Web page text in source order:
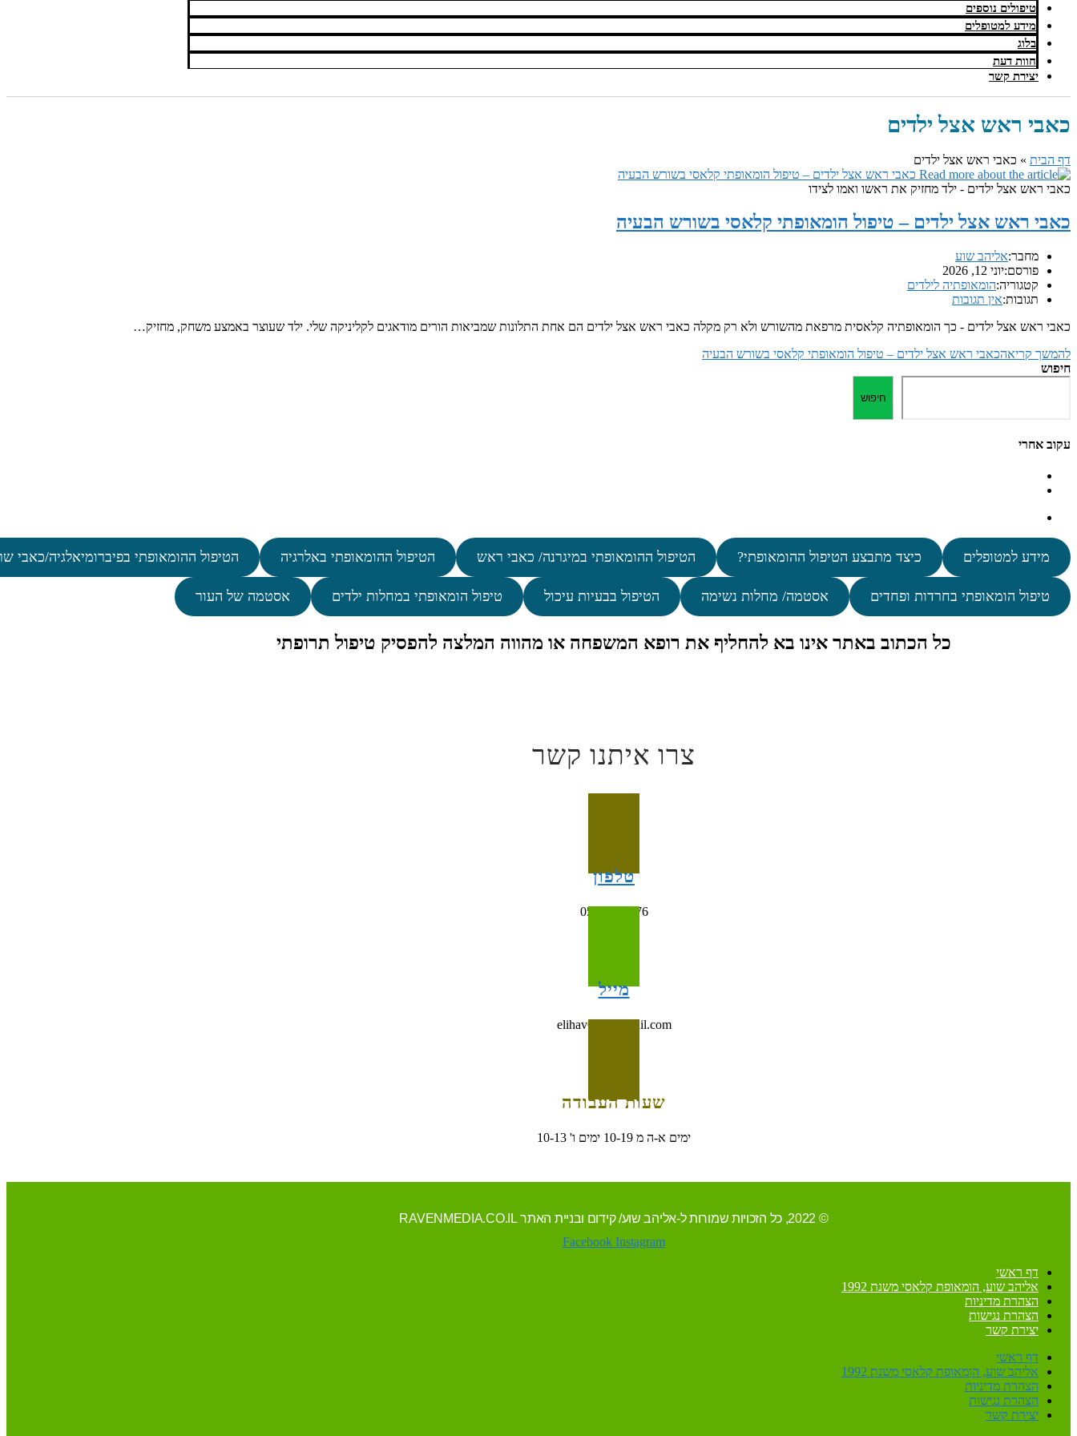
טיפולים נוספים
מידע למטופלים
בלוג
חוות דעת
יצירת קשר
כאבי ראש אצל ילדים
דף הבית » כאבי ראש אצל ילדים
כאבי ראש אצל ילדים - ילד מחזיק את ראשו ואמו לצידו
כאבי ראש אצל ילדים – טיפול הומאופתי קלאסי בשורש הבעיה
מחבר:אליהב שוע
פורסם:יוני 12, 2026
קטגוריה:הומאופתיה לילדים
תגובות:אין תגובות
כאבי ראש אצל ילדים - כך הומאופתיה קלאסית מרפאת מהשורש ולא רק מקלה כאבי ראש אצל ילדים הם אחת התלונות שמביאות הורים מודאגים לקליניקה שלי. ילד שעוצר באמצע משחק, מחזיק…
להמשך קריאהכאבי ראש אצל ילדים – טיפול הומאופתי קלאסי בשורש הבעיה
חיפוש
חיפוש
עקוב אחרי
מידע למטופלים כיצד מתבצע הטיפול ההומאופתי? הטיפול ההומאופתי במיגרנה/ כאבי ראש הטיפול ההומאופתי באלרגיה הטיפול ההומאופתי בפיברומיאלגיה/כאבי
טיפול הומאופתי בחרדות ופחדים אסטמה/ מחלות נשימה הטיפול בבעיות עיכול טיפול הומאופתי במחלות ילדים אסטמה של העור
כל הכתוב באתר אינו בא להחליף את רופא המשפחה או מהווה המלצה להפסיק טיפול תרופתי
צרו איתנו קשר
טלפון
054-4993676
מייל
elihav698@gmail.com
שעות העבודה
ימים א-ה מ 10-19 ימים ו' 10-13
© 2022, כל הזכויות שמורות ל-אליהב שוע/ קידום ובניית האתר RAVENMEDIA.CO.IL
Facebook Instagram
דף ראשי
אליהב שוע, הומאופת קלאסי משנת 1992
הצהרת מדיניות
הצהרת נגישות
יצירת קשר
דף ראשי
אליהב שוע, הומאופת קלאסי משנת 1992
הצהרת מדיניות
הצהרת נגישות
יצירת קשר